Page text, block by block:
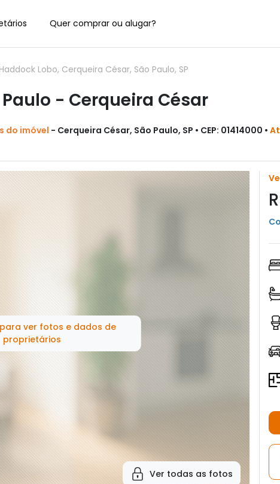
Quer comprar ou alugar?
Lobo, Cerqueira César, São Paulo, SP
- Cerqueira César
do imóvel - Cerqueira César, São Paulo, SP • CEP: 01414000 •
ver fotos e dados de
proprietários
Ver todas as fotos